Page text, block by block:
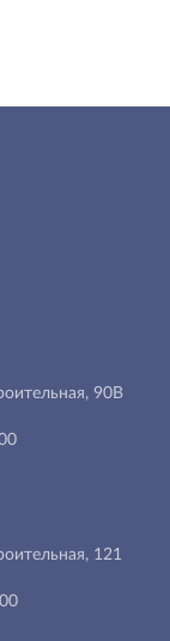
90B
121